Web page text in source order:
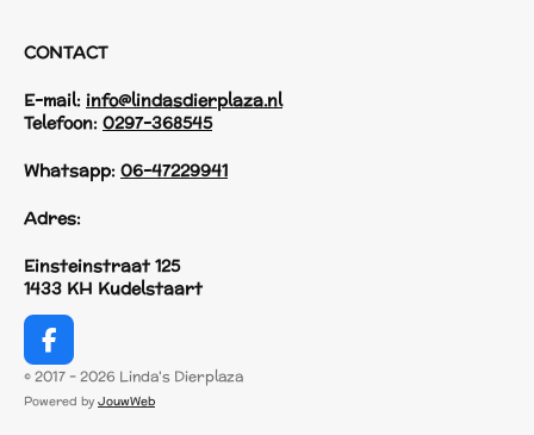
CONTACT
E-mail: info@lindasdierplaza.nl
Telefoon: 0297-368545
Whatsapp: 06-47229941
Adres:
Einsteinstraat 125
1433 KH Kudelstaart
F
a
c
© 2017 - 2026 Linda's Dierplaza
Powered by JouwWeb